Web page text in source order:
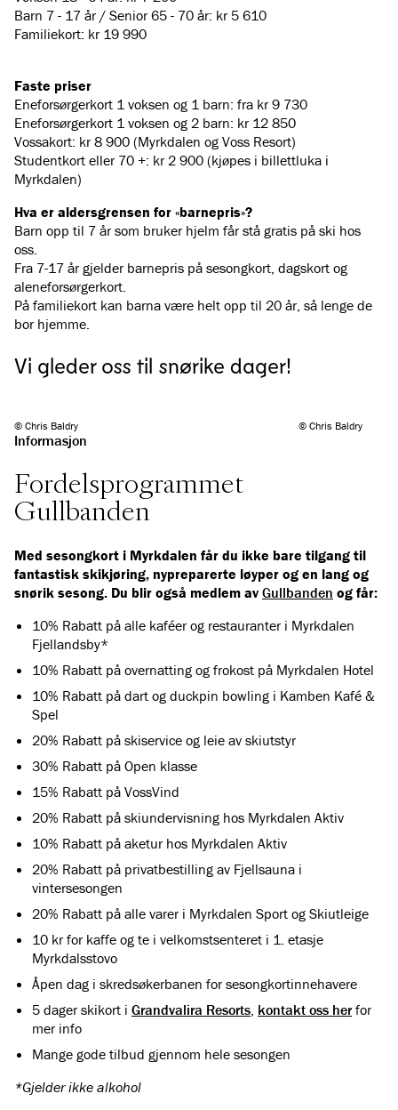
Barn 7 - 17 år / Senior 65 - 70 år: kr 5 610
Familiekort: kr 19 990
Faste priser
Eneforsørgerkort 1 voksen og 1 barn: fra kr 9 730
Eneforsørgerkort 1 voksen og 2 barn: kr 12 850
Vossakort: kr 8 900 (Myrkdalen og Voss Resort)
Studentkort eller 70 +: kr 2 900 (kjøpes i billettluka i
Myrkdalen)
Hva er aldersgrensen for «barnepris»?
Barn opp til 7 år som bruker hjelm får stå gratis på ski hos
oss.
Fra 7-17 år gjelder barnepris på sesongkort, dagskort og
aleneforsørgerkort.
På familiekort kan barna være helt opp til 20 år, så lenge de
bor hjemme.
Vi gleder oss til snørike dager!
© Chris Baldry © Chris Baldry
Informasjon
Fordelsprogrammet
Gullbanden
Med sesongkort i Myrkdalen får du ikke bare tilgang til
fantastisk skikjøring, nypreparerte løyper og en lang og
snørik sesong. Du blir også medlem av Gullbanden og får:
10% Rabatt på alle kaféer og restauranter i Myrkdalen
Fjellandsby*
10% Rabatt på overnatting og frokost på Myrkdalen Hotel
10% Rabatt på dart og duckpin bowling i Kamben Kafé &
Spel
20% Rabatt på skiservice og leie av skiutstyr
30% Rabatt på Open klasse
15% Rabatt på VossVind
20% Rabatt på skiundervisning hos Myrkdalen Aktiv
10% Rabatt på aketur hos Myrkdalen Aktiv
20% Rabatt på privatbestilling av Fjellsauna i
vintersesongen
20% Rabatt på alle varer i Myrkdalen Sport og Skiutleige
10 kr for kaffe og te i velkomstsenteret i 1. etasje
Myrkdalsstovo
Åpen dag i skredsøkerbanen for sesongkortinnehavere
5 dager skikort i Grandvalira Resorts, kontakt oss herfor
mer info
Mange gode tilbud gjennom hele sesongen
*Gjelder ikke alkohol